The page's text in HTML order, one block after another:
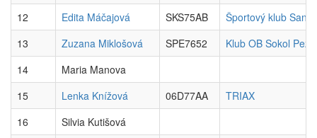
12
Edita Máčajová SKS75AB
Športový klub
13
Zuzana Miklošová SPE7652
Klub OB Sokol
14
Maria Manova
15
Lenka Knížová 06D77AA
TRIAX
16
Silvia Kutišová